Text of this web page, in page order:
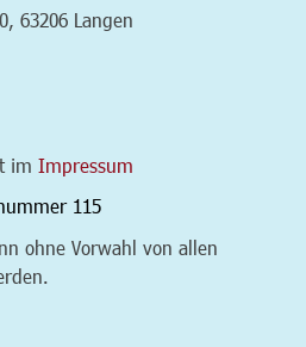
63206 Langen
im Impressum
115
ohne Vorwahl von allen